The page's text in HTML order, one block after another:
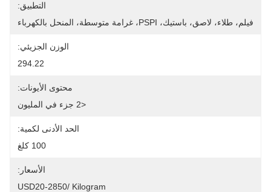
التطبيق:
فيلم، طلاء، لاصق، باستيك، PSPI، غرامة متوسطة، المنحل بالكهرباء
الوزن الجزيئي:
294.22
محتوى الأيونات:
<2 جزء في المليون
الحد الأدنى لكمية:
100 كلغ
الأسعار:
USD20-2850/ Kilogram